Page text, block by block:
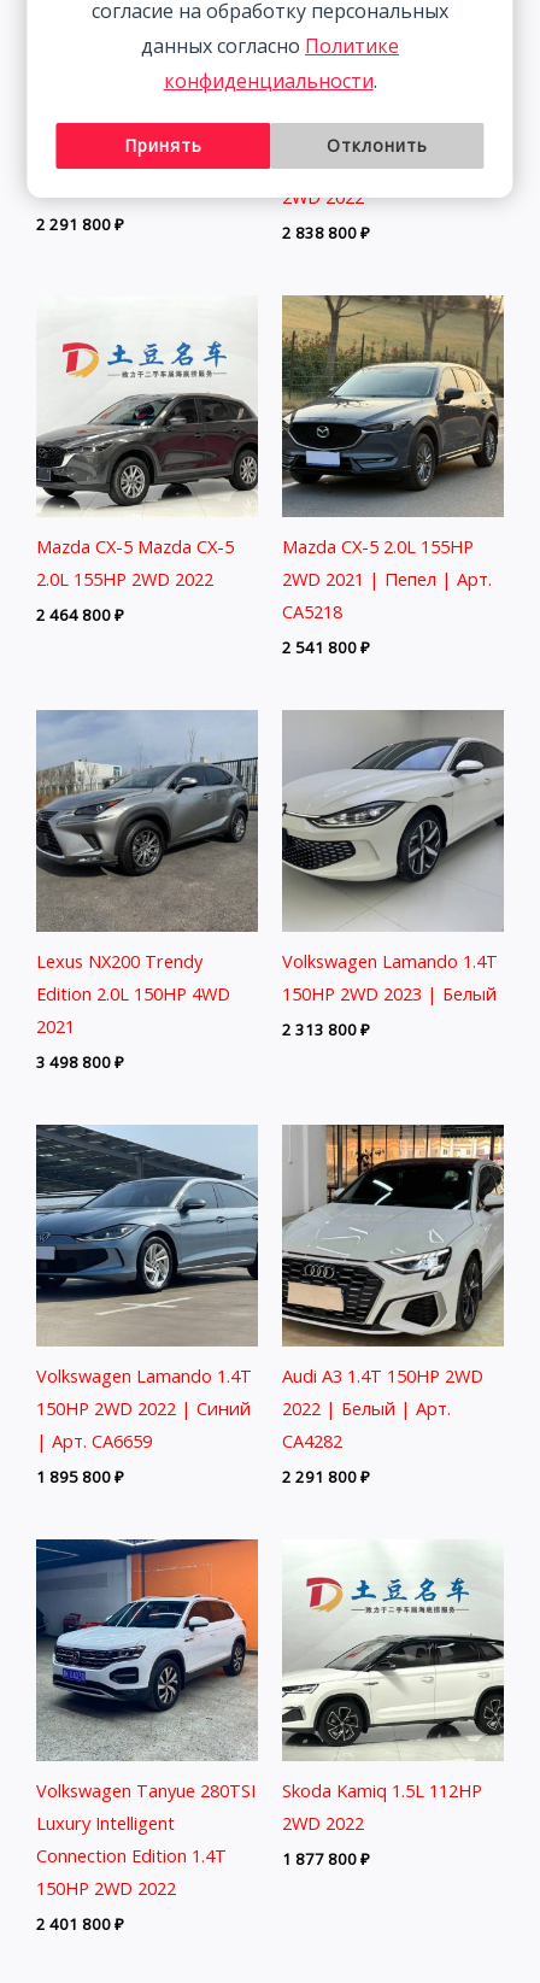
Audi A3 1.4T 150HP 2WD
2022 | Белый | Арт.
2 291 800₽
BMW 3 Series 2.0T 156HP
2WD 2022
2 838 800₽
Mazda CX-5 Mazda CX-5
2.0L 155HP 2WD 2022
2 464 800₽
Mazda CX-5 2.0L 155HP
2WD 2021 | Пепел | Арт.
CA5218
2 541 800₽
Lexus NX200 Trendy
Edition 2.0L 150HP 4WD
2021
3 498 800₽
Volkswagen Lamando 1.4T
150HP 2WD 2023 | Белый
2 313 800₽
Volkswagen Lamando 1.4T
150HP 2WD 2022 | Синий
| Арт. CA6659
1 895 800₽
Audi A3 1.4T 150HP 2WD
2022 | Белый | Арт.
CA4282
2 291 800₽
Volkswagen Tanyue 280TSI
Luxury Intelligent
Connection Edition 1.4T
150HP 2WD 2022
2 401 800₽
Skoda Kamiq 1.5L 112HP
2WD 2022
1 877 800₽
согласие на обработку персональных
данных согласно Политике
конфиденциальности.
Принять Отклонить